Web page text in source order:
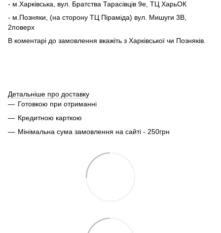
- м.Харківська, вул. Братства Тарасівців 9е, ТЦ ХарьОК
- м.Позняки, (на сторону ТЦ Піраміда) вул. Мишуги 3В,
2поверх
В коментарі до замовлення вкажіть з Харківської чи Позняків.
Детальніше про доставку
Готовкою при отриманні
Кредитною карткою
Мінімальна сума замовлення на сайті - 250грн